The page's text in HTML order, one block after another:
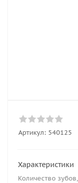
Артикул: 540125
Характеристики
Количество